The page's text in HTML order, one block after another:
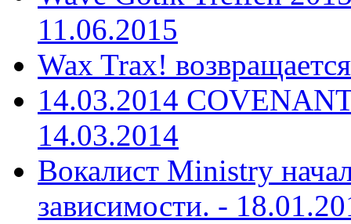
11.06.2015
Wax Trax!
14.03.2014
14.03.2014
Вокалист Ministry
зависимости. -